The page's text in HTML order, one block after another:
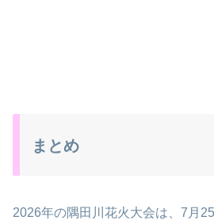
まとめ
2026年の隅田川花火大会は、7月